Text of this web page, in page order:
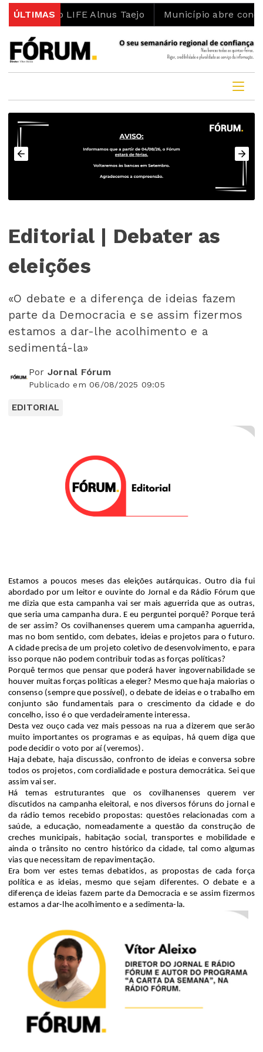
ÚLTIMASLIFE Alnus Taejo Município abre concurso
Editorial | Debater as
eleições
«O debate e a diferença de ideias fazem
parte da Democracia e se assim fizermos
estamos a dar-lhe acolhimento e a
sedimentá-la»
Por Jornal Fórum
Publicado em 06/08/2025 09:05
EDITORIAL
Estamos a poucos meses das eleições autárquicas. Outro dia fui
abordado por um leitor e ouvinte do Jornal e da Rádio Fórum que
me dizia que esta campanha vai ser mais aguerrida que as outras,
que seria uma campanha dura. E eu perguntei porquê? Porque terá
de ser assim? Os covilhanenses querem uma campanha aguerrida,
mas no bom sentido, com debates, ideias e projetos para o futuro.
A cidade precisa de um projeto coletivo de desenvolvimento, e para
isso porque não podem contribuir todas as forças políticas?
Porquê termos que pensar que poderá haver ingovernabilidade se
houver muitas forças políticas a eleger? Mesmo que haja maiorias o
consenso (sempre que possível), o debate de ideias e o trabalho em
conjunto são fundamentais para o crescimento da cidade e do
concelho, isso é o que verdadeiramente interessa.
Desta vez ouço cada vez mais pessoas na rua a dizerem que serão
muito importantes os programas e as equipas, há quem diga que
pode decidir o voto por aí (veremos).
Haja debate, haja discussão, confronto de ideias e conversa sobre
todos os projetos, com cordialidade e postura democrática. Sei que
assim vai ser.
Há temas estruturantes que os covilhanenses querem ver
discutidos na campanha eleitoral, e nos diversos fóruns do jornal e
da rádio temos recebido propostas: questões relacionadas com a
saúde, a educação, nomeadamente a questão da construção de
creches municipais, habitação social, transportes e mobilidade e
ainda o trânsito no centro histórico da cidade, tal como algumas
vias que necessitam de repavimentação.
Era bom ver estes temas debatidos, as propostas de cada força
política e as ideias, mesmo que sejam diferentes. O debate e a
diferença de ideias fazem parte da Democracia e se assim fizermos
estamos a dar-lhe acolhimento e asedimenta-la.